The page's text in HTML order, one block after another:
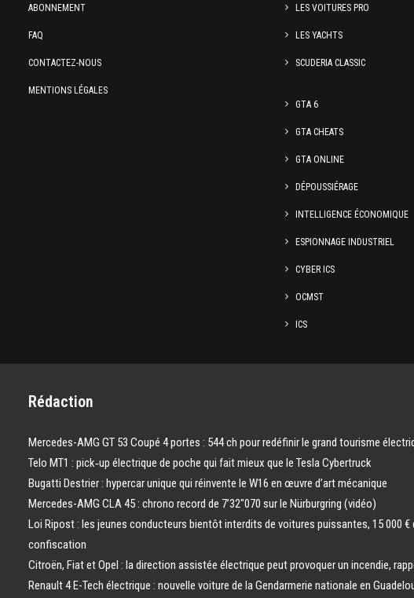
ABONNEMENT
FAQ
CONTACTEZ-NOUS
MENTIONS LÉGALES
LES VOITURES PRO
LES YACHTS
SCUDERIA CLASSIC
GTA 6
GTA CHEATS
GTA ONLINE
DÉPOUSSIÉRAGE
INTELLIGENCE ÉCONOMIQUE
ESPIONNAGE INDUSTRIEL
CYBER ICS
OCMST
ICS
Rédaction
Mercedes-AMG GT 53 Coupé 4 portes : 544 ch pour redéfinir le grand tourisme
Telo MT1 : pick‑up électrique de poche qui fait mieux que le Tesla Cybertruck
Bugatti Destrier : hypercar unique qui réinvente le W16 en œuvre d’art mécanique
Mercedes-AMG CLA 45 : chrono record de 7’32″070 sur le Nürburgring (vidéo)
Loi Ripost : les jeunes conducteurs bientôt interdits de voitures puissantes, 15 000 €
confiscation
Citroën, Fiat et Opel : la direction assistée électrique peut provoquer un incendie,
Renault 4 E-Tech électrique : nouvelle voiture de la Gendarmerie nationale en